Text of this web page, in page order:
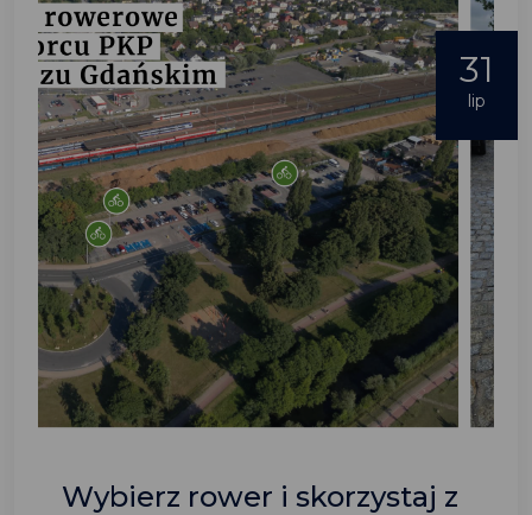
31
lip
Wybierz rower i skorzystaj z